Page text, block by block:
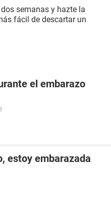
semanas y hazte la
fácil de descartar un
el embarazo
estoy embarazada